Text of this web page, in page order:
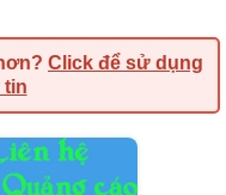
Click để sử dụng
tin